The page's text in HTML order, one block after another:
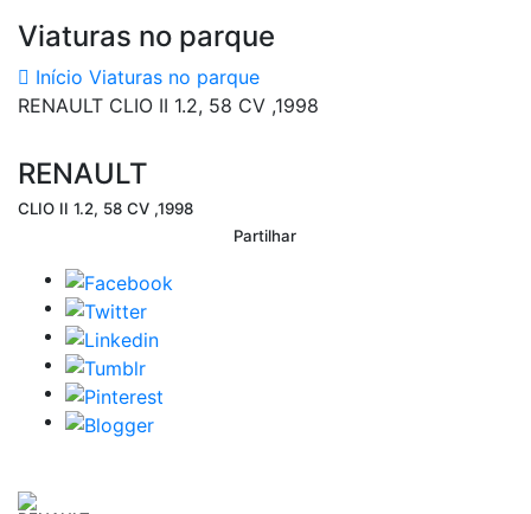
Viaturas no parque
Início Viaturas no parque
RENAULT CLIO II 1.2, 58 CV ,1998
RENAULT
CLIO II 1.2, 58 CV ,1998
Partilhar